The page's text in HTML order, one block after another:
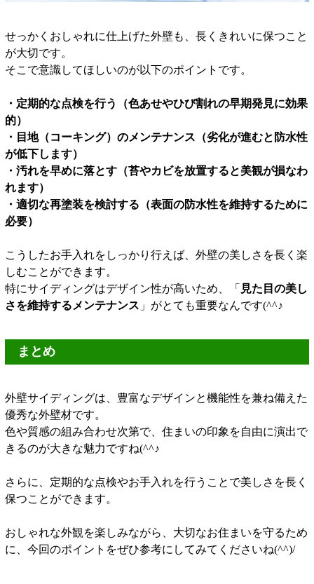
せっかくおしゃれに仕上げた外壁も、長くきれいに保つこと
が大切です。
そこで意識してほしいのが以下のポイントです。
・定期的な点検を行う（色あせやひび割れの早期発見に効果
的）
・目地（コーキング）のメンテナンス（劣化が進むと防水性
が低下します）
・汚れを早めに落とす（苔やカビを放置すると美観が損なわ
れます）
・適切な再塗装を検討する（表面の防水性を維持するために
必要）
こうしたお手入れをしっかり行えば、外壁の美しさを長く楽
しむことができます。
特にサイディングはデザイン性が高いため、「 見た目の美し
さを維持するメンテナンス 」がとても重要なんです(^^♪
まとめ
外壁サイディングは、豊富なデザインと機能性を兼ね備えた
優秀な外壁材です。
色や質感の組み合わせ次第で、住まいの印象を自由に演出で
きるのが大きな魅力ですね(^^♪
さらに、定期的な点検やお手入れを行うことで美しさを長く
保つことができます。
おしゃれな外観を楽しみながら、大切なお住まいを守るため
に、今回のポイントをぜひ参考にしてみてくださいね(^^)/